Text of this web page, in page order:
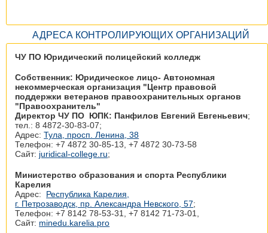
АДРЕСА КОНТРОЛИРУЮЩИХ ОРГАНИЗАЦИЙ
ЧУ ПО Юридический полицейский колледж
Собственник: Юридическое лицо- Автономная
некоммерческая организация "Центр правовой
поддержки ветеранов правоохранительных органов
"Правоохранитель"
Директор ЧУ ПО ЮПК: Панфилов Евгений Евгеньевич;
тел.: 8 4872-30-83-07;
Адрес:Тула, просп. Ленина, 38
Телефон: +7 4872 30‑85-13, +7 4872 30‑73-58
Сайт: juridical-college.ru;
Министерство образования и спорта Республики
Карелия
Адрес: Республика Карелия,
г. Петрозаводск, пр. Александра Невского, 57;
Телефон: +7 8142 78‑53-31, +7 8142 71‑73-01,
Сайт: minedu.karelia.pro